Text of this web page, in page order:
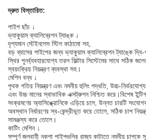
দ্রুত বিস্তারিত:
পাইপ ছাঁচ ↓
ভ্যাকুয়াম ক্যালিব্রেশন ট্যাঙ্ক ↓
দৃশ্যমান স্টেইনলেস স্টিল কাঠামো সহ,
বড় ব্যাসের পাইপের জন্য ভ্যাকুয়াম ক্যালিব্রেশন ট্যাঙ্কে দ্বি-
স্থির পুনর্ব্যবহারযোগ্য তরল ফিল্টার সিস্টেমের সাথে সঠিক
স্বয়ংক্রিয় নিয়ন্ত্রণ ব্যবস্থা সহ।
মেশিন বন্ধ ↓
পৃথক গতির নিয়ন্ত্রণ এবং নমনীয় হুলিং পদ্ধতি, উচ্চ-নির্ভরযোগ্য
এবং উচ্চ মানের স্বাভাবিক এক্সট্রুশন নিশ্চিত করে।বিশেষ
সংক্রমণের অ্যাসিঙ্ক্রোনিকে এড়িয়ে চলে, উন্নত চারটি
অবস্থান নির্ধারণের স্ব-কেন্দ্রীভূত করে তোলে, সঠিক চাপ
সামঞ্জস্য করে তোলে।
কাটিং মেশিন ↓
সম্পূর্ণ জলবাহী নকশা পাইপগুলির রাজ্য কাটাতে নমনীয়